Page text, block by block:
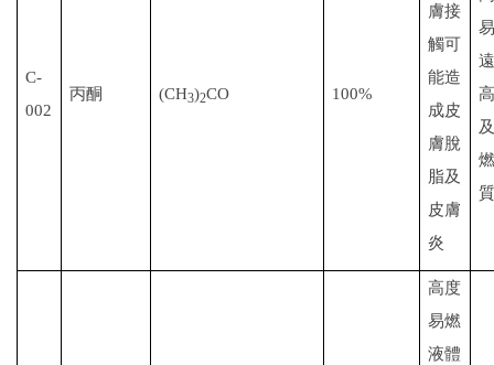
C-
002
丙酮 (CH3)2CO 100%
膚接
觸可
能造
成皮
膚脫
脂及
皮膚
炎
高度
易燃
液體